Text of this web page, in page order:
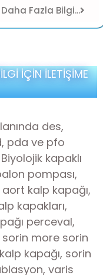
Daha Fazla Bilgi...
İÇİN İLETİŞİME
des,
pda ve pfo
kapaklı
pompası,
kalp kapağı,
kapakları,
perceval,
sorin more sorin
kapağı, sorin
varis